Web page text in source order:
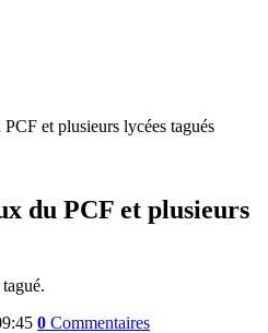
et plusieurs lycées tagués
du PCF et plusieurs
0 Commentaires